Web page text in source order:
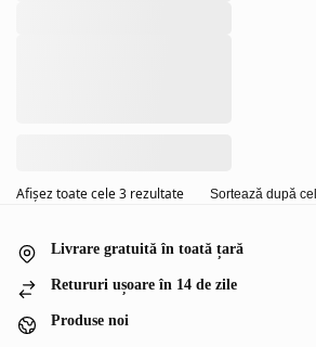
Afișez toate cele 3 rezultate
Livrare gratuită în toată țară
Retururi ușoare în 14 de zile
Produse noi